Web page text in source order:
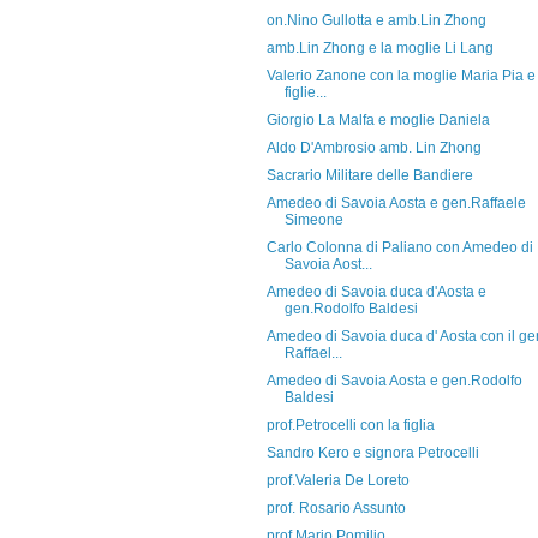
on.Nino Gullotta e amb.Lin Zhong
amb.Lin Zhong e la moglie Li Lang
Valerio Zanone con la moglie Maria Pia e
figlie...
Giorgio La Malfa e moglie Daniela
Aldo D'Ambrosio amb. Lin Zhong
Sacrario Militare delle Bandiere
Amedeo di Savoia Aosta e gen.Raffaele
Simeone
Carlo Colonna di Paliano con Amedeo di
Savoia Aost...
Amedeo di Savoia duca d'Aosta e
gen.Rodolfo Baldesi
Amedeo di Savoia duca d' Aosta con il
Raffael...
Amedeo di Savoia Aosta e gen.Rodolfo
Baldesi
prof.Petrocelli con la figlia
Sandro Kero e signora Petrocelli
prof.Valeria De Loreto
prof. Rosario Assunto